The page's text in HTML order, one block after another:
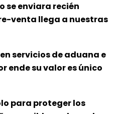
se enviara recién
venta llega a nuestras
servicios de aduana e
ende su valor es único
para proteger los